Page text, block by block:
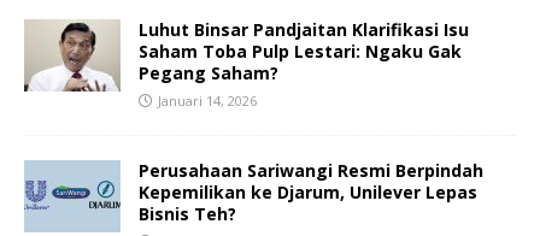
Luhut Binsar Pandjaitan Klarifikasi Isu
Saham Toba Pulp Lestari: Ngaku Gak
Pegang Saham?
Januari 14, 2026
Perusahaan Sariwangi Resmi Berpindah
Kepemilikan ke Djarum, Unilever Lepas
Bisnis Teh?